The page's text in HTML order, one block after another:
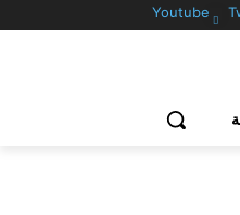
Youtube